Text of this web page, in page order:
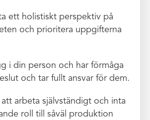
ett holistiskt perspektiv på
och prioritera uppgifterna
i din person och har förmåga
och tar fullt ansvar för dem.
att arbeta självständigt och inta
roll till såväl produktion